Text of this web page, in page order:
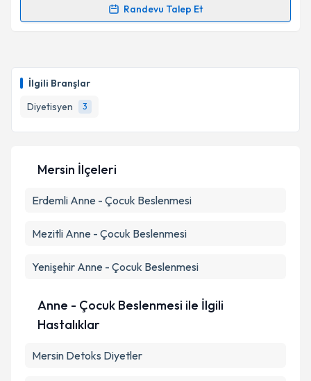
İlgili Branşlar
Diyetisyen
3
Randevu Talep Et
Randevu Takvimi Talebi
takvim hazırlandığında e-posta ile bilgilendireceğiz.
E-posta Adresiniz
Metni'ni okudum ve kişisel verilerimin belirtilen
Mersin İlçeleri
Erdemli Anne - Çocuk Beslenmesi
Mezitli Anne - Çocuk Beslenmesi
Yenişehir Anne - Çocuk Beslenmesi
Anne - Çocuk Beslenmesi ile İlgili
Hastalıklar
Mersin Detoks Diyetler